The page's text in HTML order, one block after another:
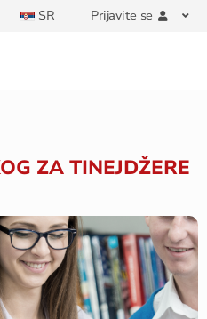
SR Prijavite se
ZA TINEJDŽERE